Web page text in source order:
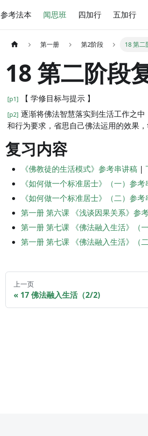
参考法本 闻思班 四加行 五加行
第一册 第2阶段 18 第二
18 第二阶段
[p1] 【 学修目标与提示 】
[p2] 逐渐将佛法智慧落实到生活工作之
和行为要求，省思自己佛法运用的效果
复习内容
《佛教徒的生活模式》参考串讲稿 |
《如何做一个标准居士》（一）参考
《如何做一个标准居士》（二）参考
第一册 第六课 《浅谈因果关系》参
第一册 第七课 《佛法融入生活》（
第一册 第七课 《佛法融入生活》（
上一页
17 佛法融入生活（2/2)